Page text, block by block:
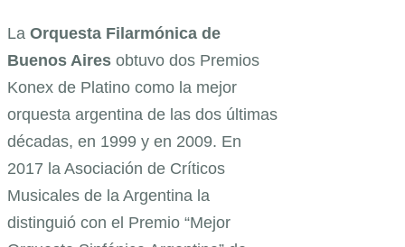
La Orquesta Filarmónica de
Buenos Aires obtuvo dos Premios
Konex de Platino como la mejor
orquesta argentina de las dos últimas
décadas, en 1999 y en 2009. En
2017 la Asociación de Críticos
Musicales de la Argentina la
distinguió con el Premio “Mejor